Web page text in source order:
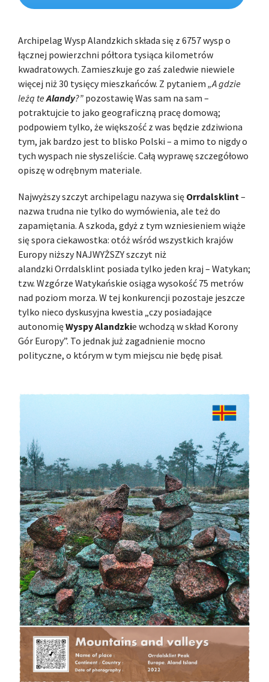
Archipelag Wysp Alandzkich składa się z 6757 wysp o
łącznej powierzchni półtora tysiąca kilometrów
kwadratowych. Zamieszkuje go zaś zaledwie niewiele
więcej niż 30 tysięcy mieszkańców. Z pytaniem „A gdzie
leżą teAlandy?” pozostawię Was sam na sam –
potraktujcie to jako geograficzną pracę domową;
podpowiem tylko, że większość z was będzie zdziwiona
tym, jak bardzo jest to blisko Polski – a mimo to nigdy o
tych wyspach nie słyszeliście. Całą wyprawę szczegółowo
opiszę w odrębnym materiale.
Najwyższy szczyt archipelagu nazywa się Orrdalsklint –
nazwa trudna nie tylko do wymówienia, ale też do
zapamiętania. A szkoda, gdyż z tym wzniesieniem wiąże
się spora ciekawostka: otóż wśród wszystkich krajów
Europy niższy NAJWYŻSZY szczyt niż
alandzki Orrdalsklint posiada tylko jeden kraj – Watykan;
tzw. Wzgórze Watykańskie osiąga wysokość 75 metrów
nad poziom morza. W tej konkurencji pozostaje jeszcze
tylko nieco dyskusyjna kwestia „czy posiadające
autonomięWyspy Alandzkie wchodzą w skład Korony
Gór Europy”. To jednak już zagadnienie mocno
polityczne, o którym w tym miejscu nie będę pisał.